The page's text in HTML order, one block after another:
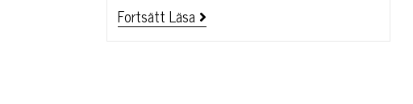
Fortsätt Läsa